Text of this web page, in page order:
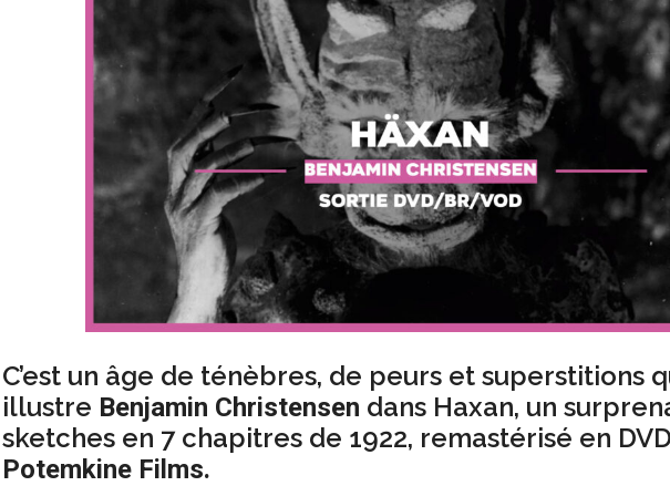
C’est un âge de ténèbres, de peurs et superstitions
illustre Benjamin Christensen dans Haxan, un
sketches en 7 chapitres de 1922, remastérisé en
Potemkine Films.